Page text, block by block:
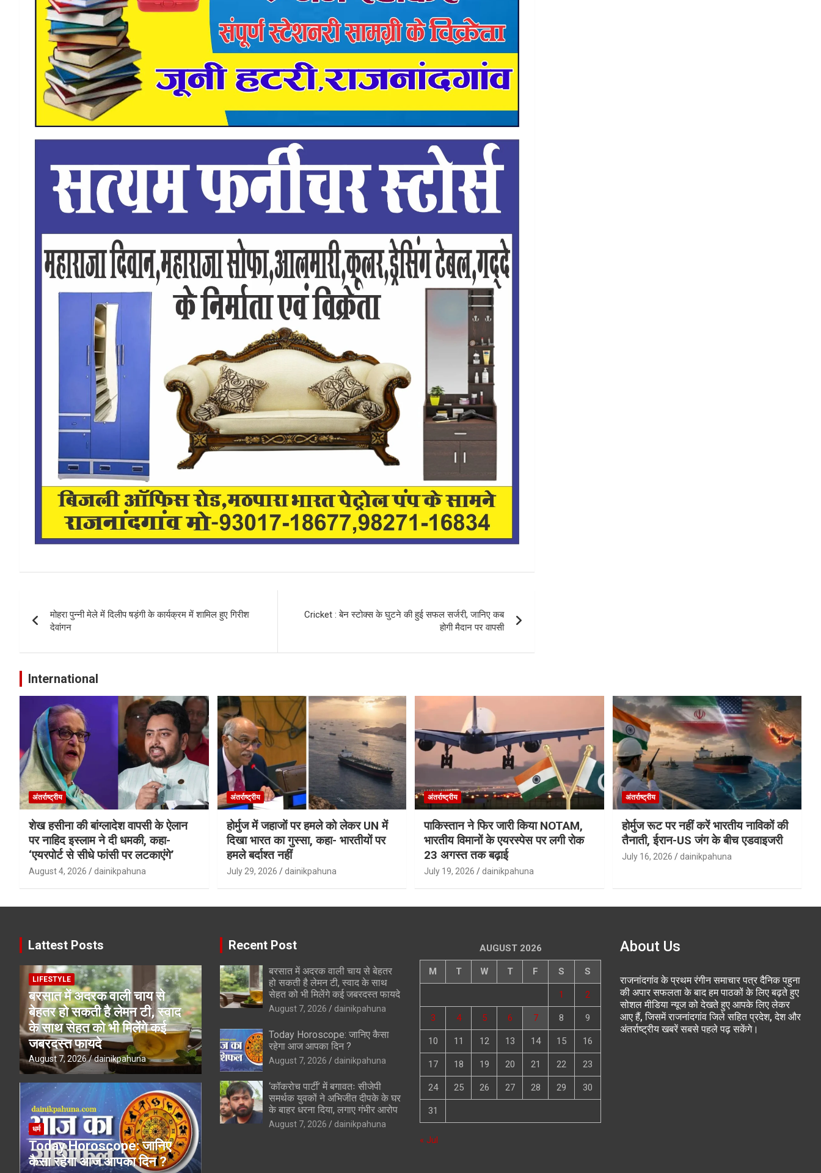
navigation
मोहरा पुन्नी मेले में दिलीप षड़ंगी के कार्यक्रम में शामिल हुए गिरीश
देवांगन
Cricket : बेन स्टोक्स के घुटने की हुई सफल सर्जरी, जानिए कब
होगी मैदान पर वापसी
International
अंतर्राष्ट्रीय
शेख हसीना की बांग्लादेश वापसी के ऐलान
पर नाहिद इस्लाम ने दी धमकी, कहा-
‘एयरपोर्ट से सीधे फांसी पर लटकाएंगे’
August 4, 2026 dainikpahuna
अंतर्राष्ट्रीय
होर्मुज में जहाजों पर हमले को लेकर UN में
दिखा भारत का गुस्सा, कहा- भारतीयों पर
हमले बर्दाश्त नहीं
July 29, 2026 dainikpahuna
अंतर्राष्ट्रीय
पाकिस्तान ने फिर जारी किया NOTAM,
भारतीय विमानों के एयरस्पेस पर लगी रोक
23 अगस्त तक बढ़ाई
July 19, 2026 dainikpahuna
अंतर्राष्ट्रीय
होर्मुज रूट पर नहीं करें भारतीय नाविकों की
तैनाती, ईरान-US जंग के बीच एडवाइजरी
July 16, 2026 dainikpahuna
Lattest Posts
LIFESTYLE
बरसात में अदरक वाली चाय से
बेहतर हो सकती है लेमन टी, स्वाद
के साथ सेहत को भी मिलेंगे कई
जबरदस्त फायदे
August 7, 2026 dainikpahuna
धर्म
Today Horoscope: जानिए
कैसा रहेगा आज आपका दिन ?
Recent Post
बरसात में अदरक वाली चाय से बेहतर
हो सकती है लेमन टी, स्वाद के साथ
सेहत को भी मिलेंगे कई जबरदस्त फायदे
August 7, 2026 dainikpahuna
Today Horoscope: जानिए कैसा
रहेगा आज आपका दिन ?
August 7, 2026 dainikpahuna
‘कॉकरोच पार्टी’ में बगावतः सीजेपी
समर्थक युवकों ने अभिजीत दीपके के घर
के बाहर धरना दिया, लगाए गंभीर आरोप
August 7, 2026 dainikpahuna
AUGUST 2026
M T W T F S S
1 2
3 4 5 6 7 8 9
10 11 12 13 14 15 16
17 18 19 20 21 22 23
24 25 26 27 28 29 30
31
« Jul
About Us
राजनांदगांव के प्रथम रंगीन समाचार पत्र दैनिक पहुना
की अपार सफलता के बाद हम पाठकों के लिए बढ़ते हुए
सोशल मीडिया न्यूज को देखते हुए आपके लिए लेकर
आए हैं, जिसमें राजनांदगांव जिले सहित प्रदेश, देश और
अंतर्राष्ट्रीय खबरें सबसे पहले पढ़ सकेंगे।